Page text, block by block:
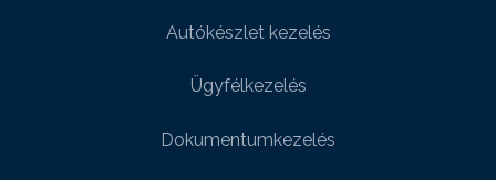
Autókészlet kezelés
Ügyfélkezelés
Dokumentumkezelés